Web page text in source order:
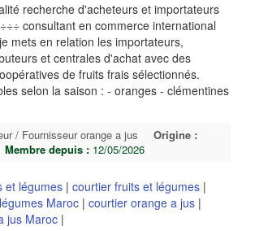
recherche d'acheteurs et importateurs
consultant en commerce international
mets en relation les importateurs,
et centrales d'achat avec des
de fruits frais sélectionnés.
selon la saison : - oranges - clémentines
/ Fournisseur orange a jus
Origine :
Membre depuis : 12/05/2026
et légumes | courtier fruits et légumes |
Maroc | courtier orange a jus |
jus Maroc |